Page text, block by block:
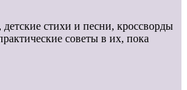
стихи и песни, кроссворды
советы в их, пока